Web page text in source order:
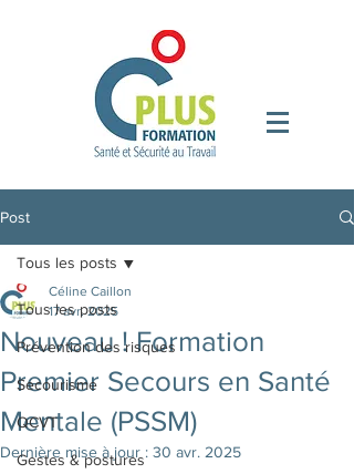
Post
Tous les posts
Prévention des risques
Secourisme
QCVT
Gestes & postures
Tous les posts
Nouveau ! Formation
Premier Secours en Santé
Mentale (PSSM)
Céline Caillon
17 avr. 2025
Dernière mise à jour : 30 avr. 2025